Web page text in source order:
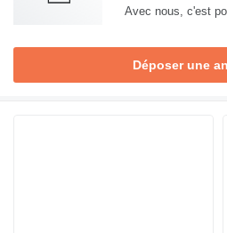
Avec nous, c'est
Déposer une